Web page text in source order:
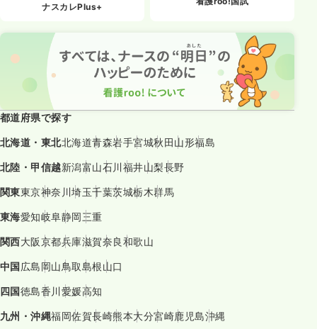
ナスカレPlus+
都道府県で探す
北海道・東北北海道青森岩手宮城秋田山形福島
北陸・甲信越新潟富山石川福井山梨長野
関東東京神奈川埼玉千葉茨城栃木群馬
東海愛知岐阜静岡三重
関西大阪京都兵庫滋賀奈良和歌山
中国広島岡山鳥取島根山口
四国徳島香川愛媛高知
九州・沖縄福岡佐賀長崎熊本大分宮崎鹿児島沖縄